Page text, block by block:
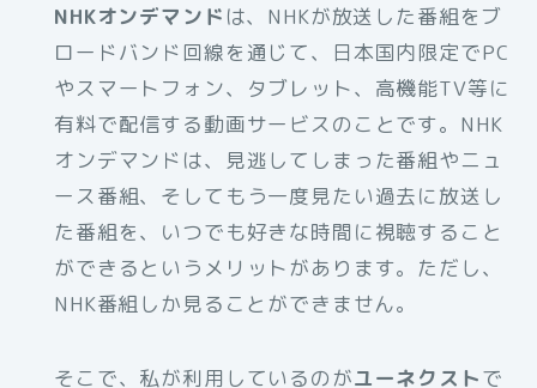
NHKオンデマンド は、NHKが放送した番組をブ
ロードバンド回線を通じて、日本国内限定でPC
やスマートフォン、タブレット、高機能TV等に
有料で配信する動画サービスのことです。NHK
オンデマンドは、見逃してしまった番組やニュ
ース番組、そしてもう一度見たい過去に放送し
た番組を、いつでも好きな時間に視聴すること
ができるというメリットがあります。ただし、
NHK番組しか見ることができません。
そこで、私が利用しているのがユーネクストで